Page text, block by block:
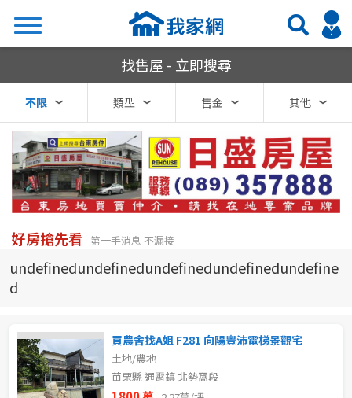
熱門關鍵字
不限
基隆市
新北市
不限
我家網房屋買賣
找售屋 - 立即搜尋
不限 類型 售金 其他
好房搶先看 第一手消息 不漏接
undefinedundefinedundefinedundefinedundefine
d
買農舍找A姐 F281 向陽豐沛電梯景觀宅
土地/農地
苗栗縣 通霄鎮 北勢窩段